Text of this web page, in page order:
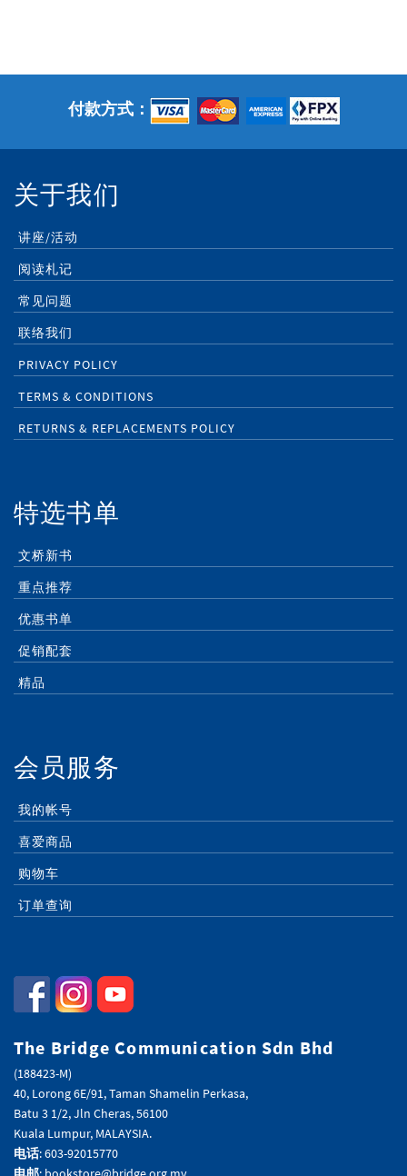
付款方式：
关于我们
讲座/活动
阅读札记
常见问题
联络我们
PRIVACY POLICY
TERMS & CONDITIONS
RETURNS & REPLACEMENTS POLICY
特选书单
文桥新书
重点推荐
优惠书单
促销配套
精品
会员服务
我的帐号
喜爱商品
购物车
订单查询
The Bridge Communication Sdn Bhd
(188423-M)
40, Lorong 6E/91, Taman Shamelin Perkasa,
Batu 3 1/2, Jln Cheras, 56100
Kuala Lumpur, MALAYSIA.
电话: 603-92015770